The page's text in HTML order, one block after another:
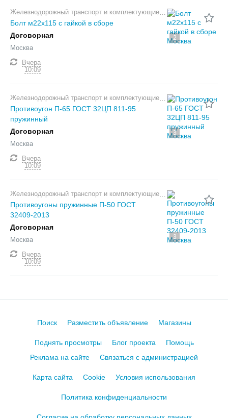
2
Железнодорожный транспорт и комплектующие
Болт м22х115 с гайкой в сборе
Договорная
Москва
Вчера
10:09
3
Железнодорожный транспорт и комплектующие
Противоугон П-65 ГОСТ 32ЦП 811-95
пружинный
Договорная
Москва
Вчера
10:09
3
Железнодорожный транспорт и комплектующие
Противоугоны пружинные П-50 ГОСТ
32409-2013
Договорная
Москва
Вчера
10:09
Поиск Разместить объявление Магазины
Поднять просмотры Блог проекта
Помощь
Реклама на сайте
Связаться с администрацией
Карта сайта Cookie Условия использования
Политика конфиденциальности